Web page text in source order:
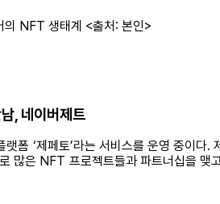
의 NFT 생태계 <출처: 본인>
, 네이버제트
랫폼 ‘제페토’라는 서비스를 운영 중이
많은 NFT 프로젝트들과 파트너십을